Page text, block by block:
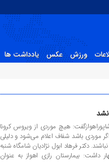
ورزش عکس یادداشت ها
هیچ موردی از ویروس کرونا
موردی باشد شفاف اعلام می‌شود و دلیلی
دکتر فرهاد ابول نژادیان شامگاه شنبه
داشت: بیمارستان رازی اهواز به عنوان